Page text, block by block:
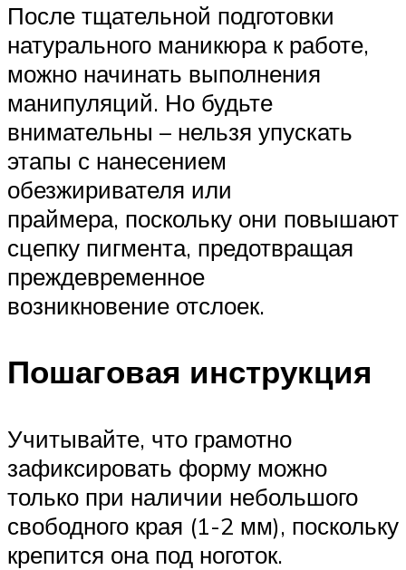
После тщательной подготовки
натурального маникюра к работе,
можно начинать выполнения
манипуляций. Но будьте
внимательны – нельзя упускать
этапы с нанесением
обезжиривателя или
праймера, поскольку они повышают
сцепку пигмента, предотвращая
преждевременное
возникновение отслоек.
Пошаговая инструкция
Учитывайте, что грамотно
зафиксировать форму можно
только при наличии небольшого
свободного края (1-2 мм), поскольку
крепится она под ноготок.